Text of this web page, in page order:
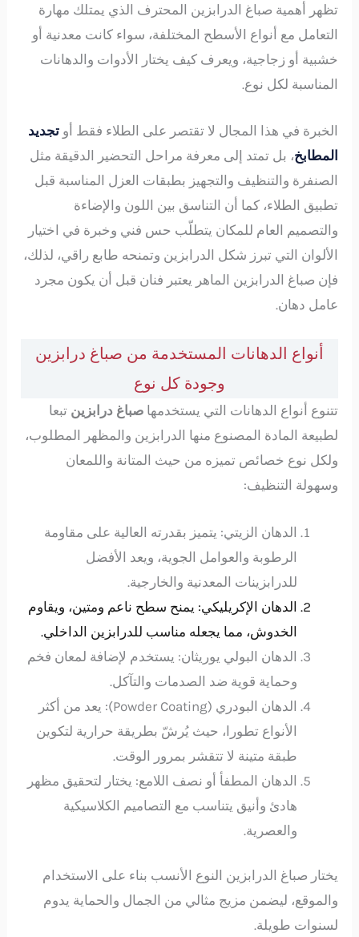
تظهر أهمية صباغ الدرابزين المحترف الذي يمتلك مهارة
التعامل مع أنواع الأسطح المختلفة، سواء كانت معدنية أو
خشبية أو زجاجية، ويعرف كيف يختار الأدوات والدهانات
المناسبة لكل نوع.
الخبرة في هذا المجال لا تقتصر على الطلاء فقط أوتجديد
المطابخ، بل تمتد إلى معرفة مراحل التحضير الدقيقة مثل
الصنفرة والتنظيف والتجهيز بطبقات العزل المناسبة قبل
تطبيق الطلاء، كما أن التناسق بين اللون والإضاءة
والتصميم العام للمكان يتطلّب حس فني وخبرة في اختيار
الألوان التي تبرز شكل الدرابزين وتمنحه طابع راقي، لذلك،
فإن صباغ الدرابزين الماهر يعتبر فنان قبل أن يكون مجرد
عامل دهان.
أنواع الدهانات المستخدمة من صباغ درابزين
وجودة كل نوع
تتنوع أنواع الدهانات التي يستخدمهاصباغ درابزين تبعا
لطبيعة المادة المصنوع منها الدرابزين والمظهر المطلوب،
ولكل نوع خصائص تميزه من حيث المتانة واللمعان
وسهولة التنظيف:
الدهان الزيتي: يتميز بقدرته العالية على مقاومة
الرطوبة والعوامل الجوية، ويعد الأفضل
للدرابزينات المعدنية والخارجية.
الدهان الإكريليكي: يمنح سطح ناعم ومتين، ويقاوم
الخدوش، مما يجعله مناسب للدرابزين الداخلي.
الدهان البولي يوريثان: يستخدم لإضافة لمعان فخم
وحماية قوية ضد الصدمات والتآكل.
الدهان البودري (Powder Coating): يعد من أكثر
الأنواع تطورا، حيث يُرشّ بطريقة حرارية لتكوين
طبقة متينة لا تتقشر بمرور الوقت.
الدهان المطفأ أو نصف اللامع: يختار لتحقيق مظهر
هادئ وأنيق يتناسب مع التصاميم الكلاسيكية
والعصرية.
يختار صباغ الدرابزين النوع الأنسب بناء على الاستخدام
والموقع، ليضمن مزيج مثالي من الجمال والحماية يدوم
لسنوات طويلة.